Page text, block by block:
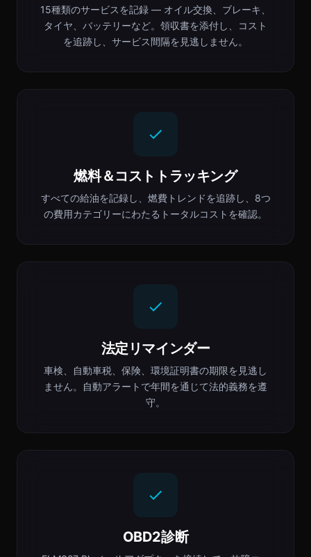
15種類のサービスを記録 — オイル交換、ブレーキ、
タイヤ、バッテリーなど。領収書を添付し、コスト
を追跡し、サービス間隔を見逃しません。
燃料＆コストトラッキング
すべての給油を記録し、燃費トレンドを追跡し、8つ
の費用カテゴリーにわたるトータルコストを確認。
法定リマインダー
車検、自動車税、保険、環境証明書の期限を見逃し
ません。自動アラートで年間を通じて法的義務を遵
守。
OBD2診断